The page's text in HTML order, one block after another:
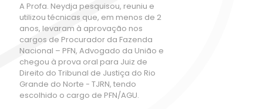
A Profa. Neydja pesquisou, reuniu e
utilizou técnicas que, em menos de 2
anos, levaram à aprovação nos
cargos de Procurador da Fazenda
Nacional – PFN, Advogado da União e
chegou à prova oral para Juiz de
Direito do Tribunal de Justiça do Rio
Grande do Norte - TJRN, tendo
escolhido o cargo de PFN/AGU.